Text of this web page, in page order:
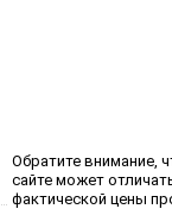
менее 150 м
Обратите внимание,
сайте может
фактической цены